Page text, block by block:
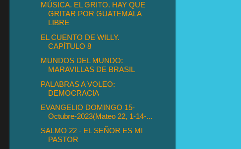
MÚSICA. EL GRITO. HAY QUE
GRITAR POR GUATEMALA
LIBRE
EL CUENTO DE WILLY.
CAPÍTULO 8
MUNDOS DEL MUNDO:
MARAVILLAS DE BRASIL
PALABRAS A VOLEO:
DEMOCRACIA
EVANGELIO DOMINGO 15-
Octubre-2023(Mateo 22, 1-14-...
SALMO 22 - EL SEÑOR ES MI
PASTOR